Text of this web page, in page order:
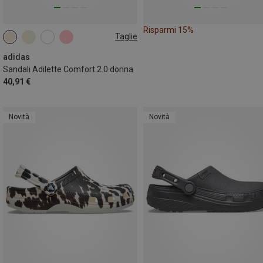
Taglie
adidas
Sandali Adilette Comfort 2.0 donna
40,91 €
36.5|37 38
40.5|41
Risparmi 15%
Novità Novità